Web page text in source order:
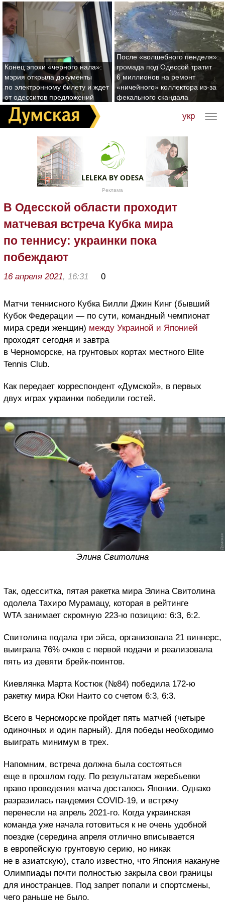
Конец эпохи «черного нала»:
мэрия открыла документы
по электронному билету и ждет
от одесситов предложений
После «волшебного пенделя»:
громада под Одессой тратит
6 миллионов на ремонт
«ничейного» коллектора из-за
фекального скандала
укр
Реклама
В Одесской области проходит
матчевая встреча Кубка мира
по теннису: украинки пока
побеждают
16 апреля 2021, 16:31 0
Матчи теннисного Кубка Билли Джин Кинг (бывший
Кубок Федерации — по сути, командный чемпионат
мира среди женщин) между Украиной и Японией
проходят сегодня и завтра
в Черноморске, на грунтовых кортах местного Elite
Tennis Club.
Как передает корреспондент «Думской», в первых
двух играх украинки победили гостей.
Элина Свитолина
Так, одесситка, пятая ракетка мира Элина Свитолина
одолела Тахиро Мурамацу, которая в рейтинге
WTA занимает скромную 223-ю позицию: 6:3, 6:2.
Свитолина подала три эйса, организовала 21 виннерс,
выиграла 76% очков с первой подачи и реализовала
пять из девяти брейк-поинтов.
Киевлянка Марта Костюк (№84) победила 172-ю
ракетку мира Юки Наито со счетом 6:3, 6:3.
Всего в Черноморске пройдет пять матчей (четыре
одиночных и один парный). Для победы необходимо
выиграть минимум в трех.
Напомним, встреча должна была состояться
еще в прошлом году. По результатам жеребьевки
право проведения матча досталось Японии. Однако
разразилась пандемия COVID-19, и встречу
перенесли на апрель 2021-го. Когда украинская
команда уже начала готовиться к не очень удобной
поездке (середина апреля отлично вписывается
в европейскую грунтовую серию, но никак
не в азиатскую), стало известно, что Япония накануне
Олимпиады почти полностью закрыла свои границы
для иностранцев. Под запрет попали и спортсмены,
чего раньше не было.